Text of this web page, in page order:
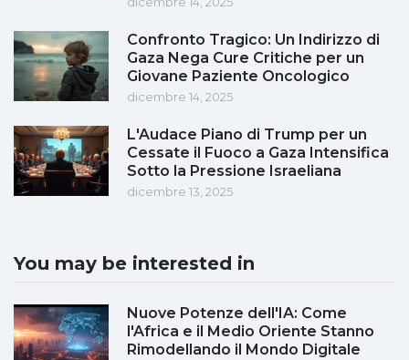
Confronto Tragico: Un Indirizzo di
Gaza Nega Cure Critiche per un
Giovane Paziente Oncologico
dicembre 14, 2025
L'Audace Piano di Trump per un
Cessate il Fuoco a Gaza Intensifica
Sotto la Pressione Israeliana
dicembre 13, 2025
You may be interested in
Nuove Potenze dell'IA: Come
l'Africa e il Medio Oriente Stanno
Rimodellando il Mondo Digitale